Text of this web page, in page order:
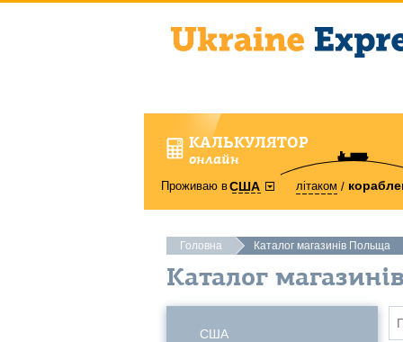
КАЛЬКУЛЯТОР
онлайн
Проживаю вСША літаком
Головна Каталог магазинів Польща
Каталог
США